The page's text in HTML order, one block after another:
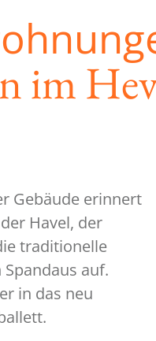
im
Gebäude erinnert
Havel, der
traditionelle
auf.
in das neu